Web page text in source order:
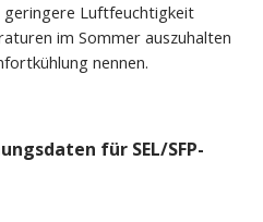
geringere Luftfeuchtigkeit
im Sommer auszuhalten
nennen.
für SEL/SFP-